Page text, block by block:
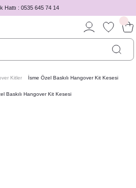
Hattı : 0535 645 74 14
Kitler İsme Özel Baskılı Hangover Kit Kesesi